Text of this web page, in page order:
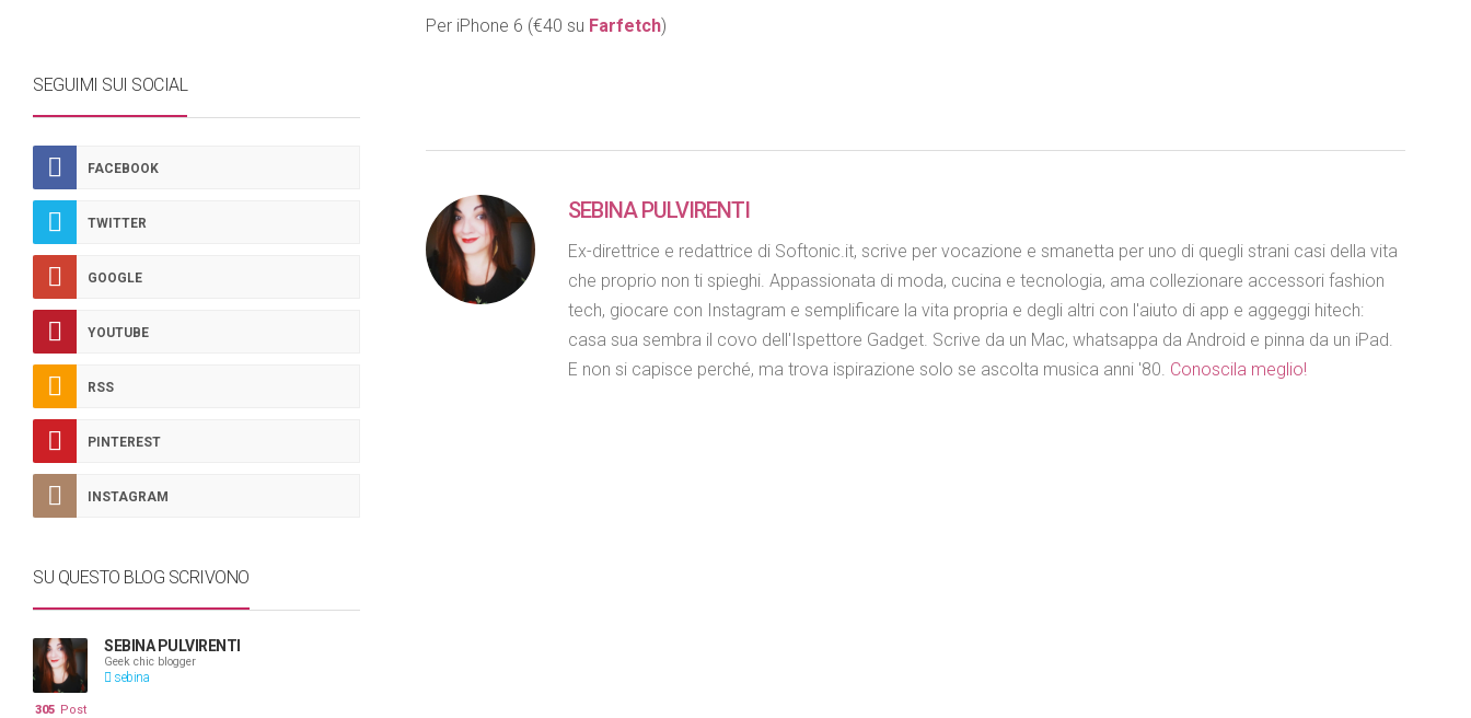
Per iPhone 6 (€40 su Farfetch)
SEBINA PULVIRENTI
Ex-direttrice e redattrice di Softonic.it, scrive per vocazione e smanetta per uno di quegli strani casi della vita
che proprio non ti spieghi. Appassionata di moda, cucina e tecnologia, ama collezionare accessori fashion
tech, giocare con Instagram e semplificare la vita propria e degli altri con l'aiuto di app e aggeggi hitech:
casa sua sembra il covo dell'Ispettore Gadget. Scrive da un Mac, whatsappa da Android e pinna da un iPad.
E non si capisce perché, ma trova ispirazione solo se ascolta musica anni '80. Conoscila meglio!
SEGUIMI SUI SOCIAL
FACEBOOK
TWITTER
GOOGLE
YOUTUBE
RSS
PINTEREST
INSTAGRAM
SU QUESTO BLOG SCRIVONO
SEBINA PULVIRENTI
Geek chic blogger
sebina
305 Post